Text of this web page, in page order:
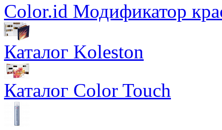
Color.id Модификатор
Каталог Koleston
Каталог Color Touch